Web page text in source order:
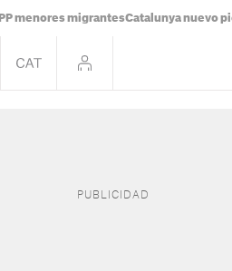
PP menores migrantesCatalunya nuevo